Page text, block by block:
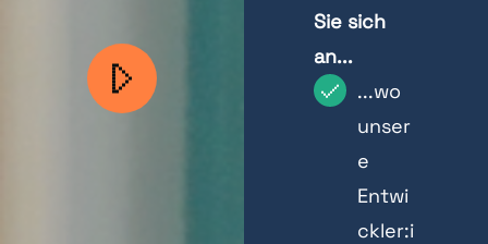
Sie sich
an...
...wo
unser
e
Entwi
ckler:i